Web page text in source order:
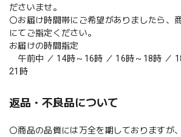
ださいませ。
〇お届け時間帯にご希望がありましたら、
にてご指定ください。
お届けの時間指定
午前中 ／ 14時～16時 ／ 16時～18時 ／
21時
返品・不良品について
〇商品の品質には万全を期しておりますが